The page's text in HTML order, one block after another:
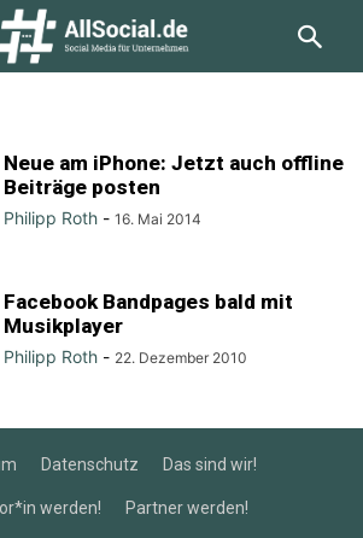
Neue am iPhone: Jetzt auch offline
Beiträge posten
Philipp Roth - 16. Mai 2014
Facebook Bandpages bald mit
Musikplayer
Philipp Roth - 22. Dezember 2010
Datenschutz Das sind wir!
werden! Partner werden!